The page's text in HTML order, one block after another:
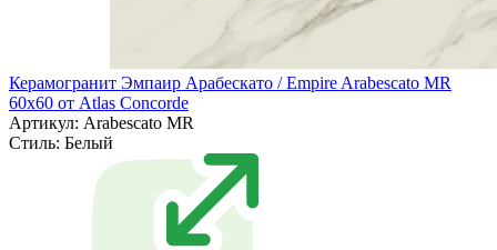
Керамогранит Эмпаир Арабескато / Empire Arabescato MR
60x60 от Atlas Concorde
Артикул: Arabescato MR
Стиль: Белый